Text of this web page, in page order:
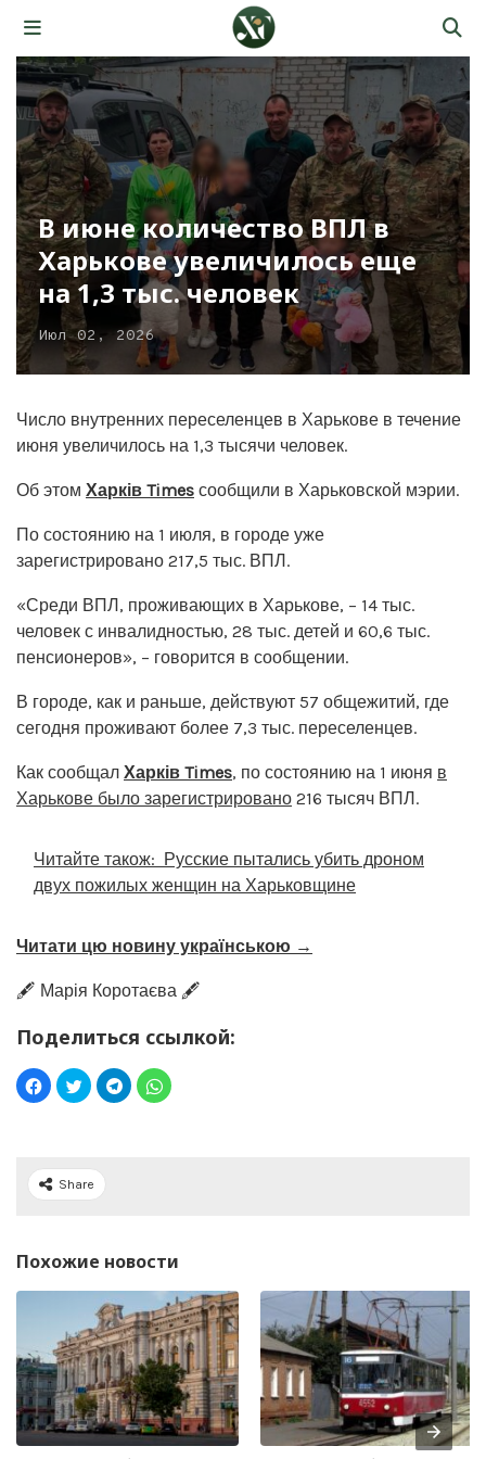
В июне количество ВПЛ в
Харькове увеличилось еще
на 1,3 тыс. человек
Июл 02, 2026
Число внутренних переселенцев в Харькове в течение
июня увеличилось на 1,3 тысячи человек.
Об этом Харків Times сообщили в Харьковской мэрии.
По состоянию на 1 июля, в городе уже
зарегистрировано 217,5 тыс. ВПЛ.
«Среди ВПЛ, проживающих в Харькове, – 14 тыс.
человек с инвалидностью, 28 тыс. детей и 60,6 тыс.
пенсионеров», – говорится в сообщении.
В городе, как и раньше, действуют 57 общежитий, где
сегодня проживают более 7,3 тыс. переселенцев.
Как сообщал Харків Times, по состоянию на 1 июня в
Харькове было зарегистрировано 216 тысяч ВПЛ.
Читайте також: Русские пытались убить дроном
двух пожилых женщин на Харьковщине
Читати цю новину українською →
🖋️ Марія Коротаєва 🖋️
Поделиться ссылкой:
Share
Похожие новости